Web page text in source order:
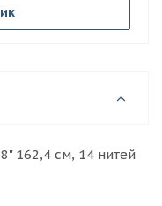
162,4 см, 14 нитей